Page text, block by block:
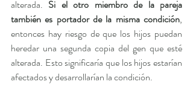
alterada. Si el otro miembro de la pareja
también es portador de la misma condición,
entonces hay riesgo de que los hijos puedan
heredar una segunda copia del gen que esté
alterada. Esto significaría que los hijos estarían
afectados y desarrollarían la condición.